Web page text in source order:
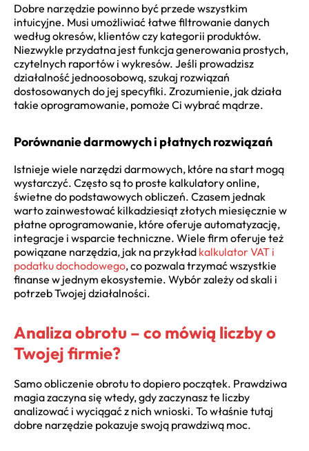
Dobre narzędzie powinno być przede wszystkim
intuicyjne. Musi umożliwiać łatwe filtrowanie danych
według okresów, klientów czy kategorii produktów.
Niezwykle przydatna jest funkcja generowania prostych,
czytelnych raportów i wykresów. Jeśli prowadzisz
działalność jednoosobową, szukaj rozwiązań
dostosowanych do jej specyfiki. Zrozumienie, jak działa
takie oprogramowanie, pomoże Ci wybrać mądrze.
Porównanie darmowych i płatnych rozwiązań
Istnieje wiele narzędzi darmowych, które na start mogą
wystarczyć. Często są to proste kalkulatory online,
świetne do podstawowych obliczeń. Czasem jednak
warto zainwestować kilkadziesiąt złotych miesięcznie w
płatne oprogramowanie, które oferuje automatyzację,
integracje i wsparcie techniczne. Wiele firm oferuje też
powiązane narzędzia, jak na przykład kalkulator VAT i
podatku dochodowego, co pozwala trzymać wszystkie
finanse w jednym ekosystemie. Wybór zależy od skali i
potrzeb Twojej działalności.
Analiza obrotu – co mówią liczby o
Twojej firmie?
Samo obliczenie obrotu to dopiero początek. Prawdziwa
magia zaczyna się wtedy, gdy zaczynasz te liczby
analizować i wyciągać z nich wnioski. To właśnie tutaj
dobre narzędzie pokazuje swoją prawdziwą moc.